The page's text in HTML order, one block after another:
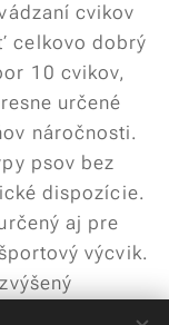
cvikov
celkovo dobrý
10 cvikov,
určené
náročnosti.
psov bez
dispozície.
aj pre
výcvik.